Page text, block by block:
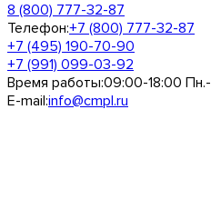
8 (800) 777-32-87
Телефон:+7 (800) 777-32-87
+7 (495) 190-70-90
+7 (991) 099-03-92
Время работы:09:00-18:00
E-mail:info@cmpl.ru